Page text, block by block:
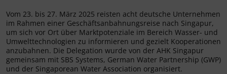
Vom 23. bis 27. März 2025 reisten acht deutsche Unternehmen
im Rahmen einer Geschäftsanbahnungsreise nach Singapur,
um sich vor Ort über Marktpotenziale im Bereich Wasser- und
Umwelttechnologien zu informieren und gezielt Kooperationen
anzubahnen. Die Delegation wurde von der AHK Singapur
gemeinsam mit SBS Systems, German Water Partnership (GWP)
und der Singaporean Water Association organisiert.